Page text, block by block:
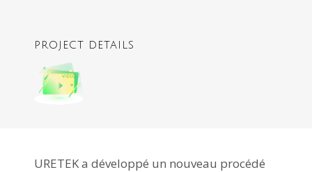
PROJECT DETAILS
URETEK a développé un nouveau procédé